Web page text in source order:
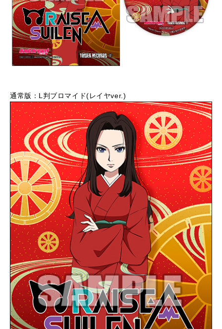
通常版：L判ブロマイド(レイヤver.)